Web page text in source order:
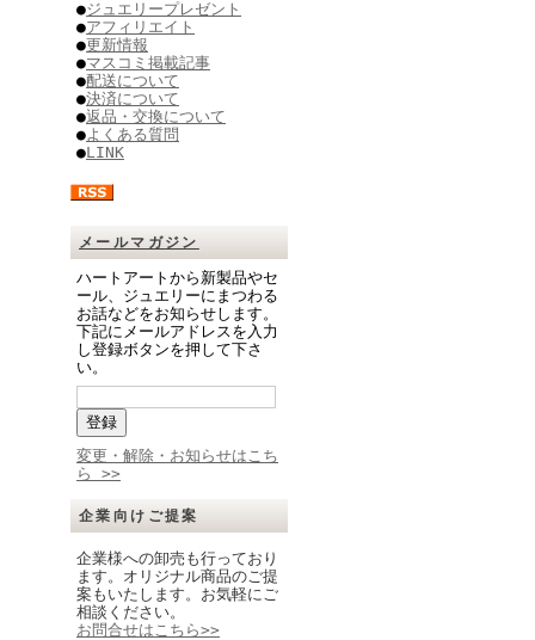
●ジュエリープレゼント
●アフィリエイト
●更新情報
●マスコミ掲載記事
●配送について
●決済について
●返品・交換について
●よくある質問
●LINK
メールマガジン
ハートアートから新製品やセ
ール、ジュエリーにまつわる
お話などをお知らせします。
下記にメールアドレスを入力
し登録ボタンを押して下さ
い。
変更・解除・お知らせはこち
ら >>
企業向けご提案
企業様への卸売も行っており
ます。オリジナル商品のご提
案もいたします。お気軽にご
相談ください。
お問合せはこちら>>